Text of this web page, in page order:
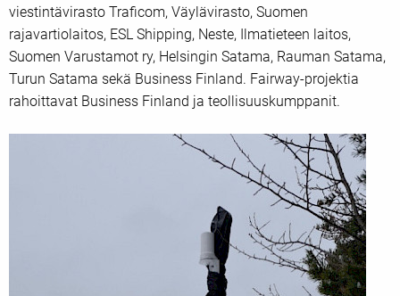
viestintävirasto Traficom, Väylävirasto, Suomen
rajavartiolaitos, ESL Shipping, Neste, Ilmatieteen laitos,
Suomen Varustamot ry, Helsingin Satama, Rauman Satama,
Turun Satama sekä Business Finland. Fairway-projektia
rahoittavat Business Finland ja teollisuuskumppanit.